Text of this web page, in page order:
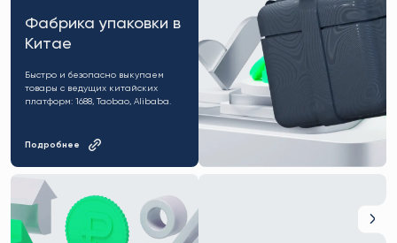
Фабрика упаковки в
Китае
Быстро и безопасно выкупаем
товары с ведущих китайских
платформ: 1688, Taobao, Alibaba.
Подробнее